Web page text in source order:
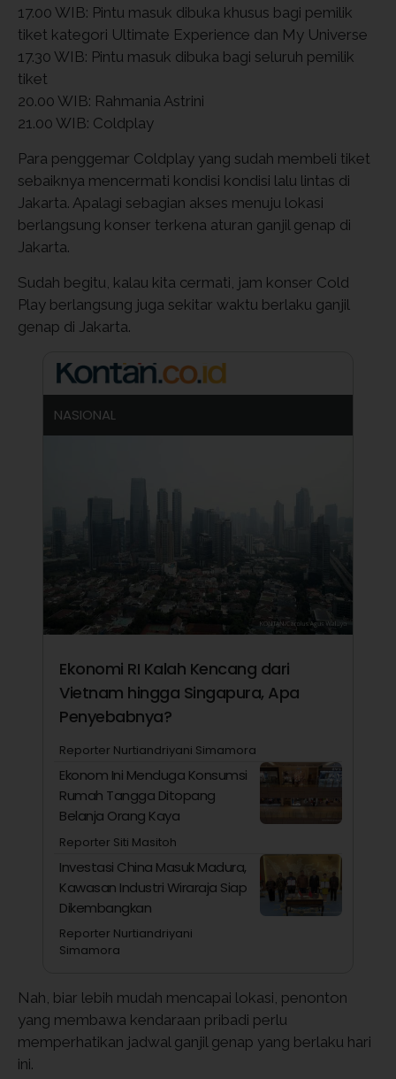
17.00 WIB: Pintu masuk dibuka khusus bagi pemilik
tiket kategori Ultimate Experience dan My Universe
17.30 WIB: Pintu masuk dibuka bagi seluruh pemilik
tiket
20.00 WIB: Rahmania Astrini
21.00 WIB: Coldplay
Para penggemar Coldplay yang sudah membeli tiket
sebaiknya mencermati kondisi kondisi lalu lintas di
Jakarta. Apalagi sebagian akses menuju lokasi
berlangsung konser terkena aturan ganjil genap di
Jakarta.
Sudah begitu, kalau kita cermati, jam konser Cold
Play berlangsung juga sekitar waktu berlaku ganjil
genap di Jakarta.
NASIONAL
Ekonomi RI Kalah Kencang dari
Vietnam hingga Singapura, Apa
Penyebabnya?
Reporter Nurtiandriyani Simamora
Ekonom Ini Menduga Konsumsi
Rumah Tangga Ditopang
Belanja Orang Kaya
Reporter Siti Masitoh
Investasi China Masuk Madura,
Kawasan Industri Wiraraja Siap
Dikembangkan
Reporter Nurtiandriyani
Simamora
Nah, biar lebih mudah mencapai lokasi, penonton
yang membawa kendaraan pribadi perlu
memperhatikan jadwal ganjil genap yang berlaku hari
ini.